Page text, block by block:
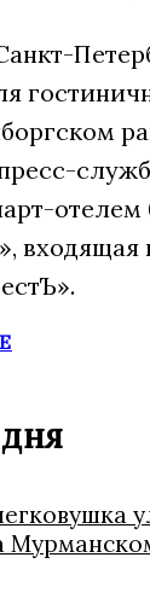
входящая